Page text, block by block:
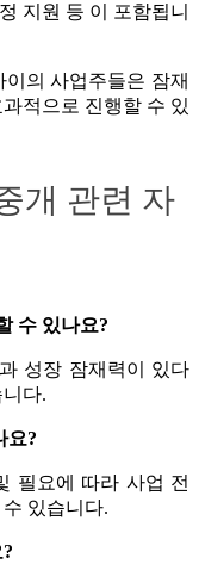
지원 등 이 포함됩니
의 사업주들은 잠재
적으로 진행할 수 있
개 관련 자
수 있나요?
성장 잠재력이 있다
다.
요?
필요에 따라 사업 전
있습니다.